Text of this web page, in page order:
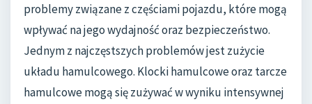
problemy związane z częściami pojazdu, które mogą
wpływać na jego wydajność oraz bezpieczeństwo.
Jednym z najczęstszych problemów jest zużycie
układu hamulcowego. Klocki hamulcowe oraz tarcze
hamulcowe mogą się zużywać w wyniku intensywnej